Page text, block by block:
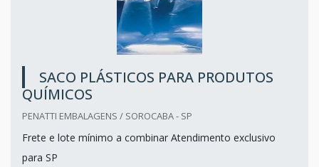
SACO PLÁSTICOS PARA PRODUTOS
QUÍMICOS
PENATTI EMBALAGENS / SOROCABA - SP
Frete e lote mínimo a combinar Atendimento exclusivo
para SP